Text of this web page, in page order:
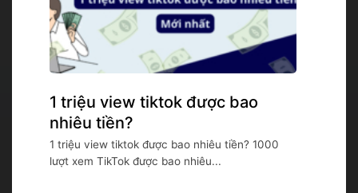
1 triệu view tiktok được bao
nhiêu tiền?
1 triệu view tiktok được bao nhiêu tiền? 1000
lượt xem TikTok được bao nhiêu...